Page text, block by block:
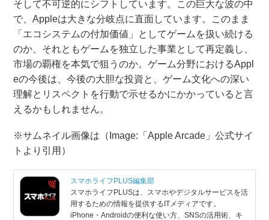
そして不可逆的にシフトしています。この巨大な波の中
で、Appleは大きな分岐点に直面しています。このまま
「エコシステムの付加価値」としてゲームを扱い続ける
のか、それともゲームを独立した事業として再定義し、
市場の覇権を本気で狙うのか。ゲーム分野におけるAppl
eの今後は、今後の大胆な投資と、ゲーム文化への深い
理解とリスペクトを行動で示せるかにかかっていると言
えるかもしれません。
※サムネイル画像は（Image:​「Apple Arcade」公式サイ
トより引用）
スマホライフPLUS編集部
スマホライフPLUSは、スマホやデジタルサービスを活
用するための情報を提供するITメディアです。
iPhone・Androidの便利な使い方、SNSの活用術、キ